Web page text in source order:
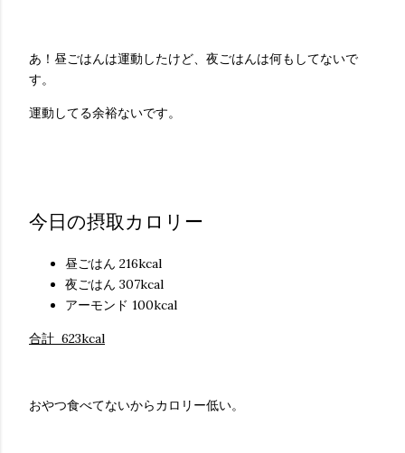
あ！昼ごはんは運動したけど、夜ごはんは何もしてないで
す。
運動してる余裕ないです。
今日の摂取カロリー
昼ごはん 216kcal
夜ごはん 307kcal
アーモンド 100kcal
合計 623kcal
おやつ食べてないからカロリー低い。